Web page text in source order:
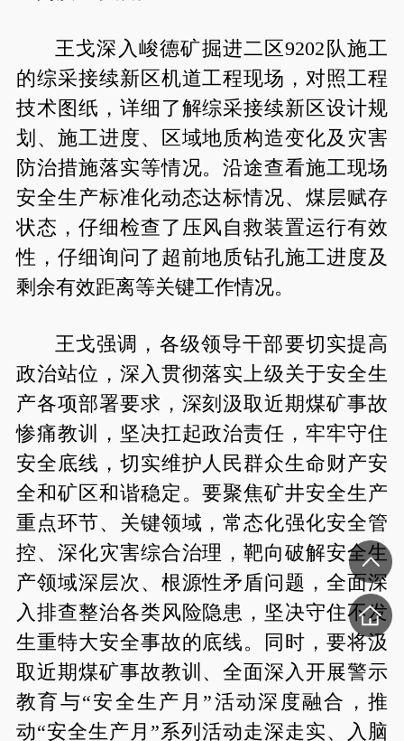
王戈深入峻德矿掘进二区9202队施工
的综采接续新区机道工程现场，对照工程
技术图纸，详细了解综采接续新区设计规
划、施工进度、区域地质构造变化及灾害
防治措施落实等情况。沿途查看施工现场
安全生产标准化动态达标情况、煤层赋存
状态，仔细检查了压风自救装置运行有效
性，仔细询问了超前地质钻孔施工进度及
剩余有效距离等关键工作情况。
王戈强调，各级领导干部要切实提高
政治站位，深入贯彻落实上级关于安全生
产各项部署要求，深刻汲取近期煤矿事故
惨痛教训，坚决扛起政治责任，牢牢守住
安全底线，切实维护人民群众生命财产安
全和矿区和谐稳定。要聚焦矿井安全生产
重点环节、关键领域，常态化强化安全管
控、深化灾害综合治理，靶向破解安全生
产领域深层次、根源性矛盾问题，全面深
入排查整治各类风险隐患，坚决守住不发
生重特大安全事故的底线。同时，要将汲
取近期煤矿事故教训、全面深入开展警示
教育与“安全生产月”活动深度融合，推
动“安全生产月”系列活动走深走实、入脑